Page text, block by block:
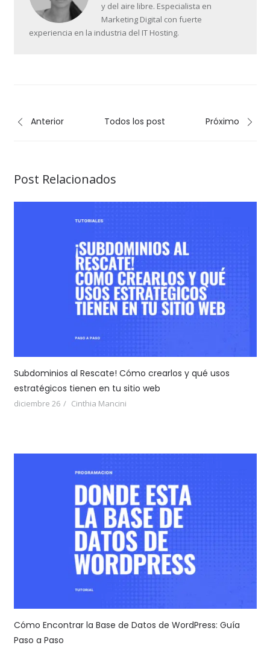
y del aire libre. Especialista en
Marketing Digital con fuerte
experiencia en la industria del IT Hosting.
Anterior Todos los post Próximo
Post Relacionados
Subdominios al Rescate! Cómo crearlos y qué usos
estratégicos tienen en tu sitio web
diciembre 26 Cinthia Mancini
Cómo Encontrar la Base de Datos de WordPress: Guía
Paso a Paso